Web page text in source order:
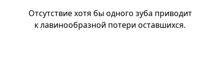
Отсутствие хотя бы одного зуба приводит
к лавинообразной потери оставшихся.